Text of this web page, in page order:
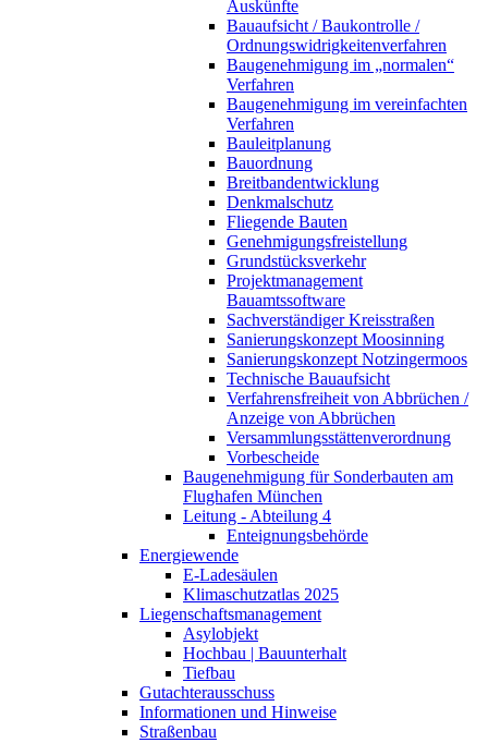
Auskünfte
Bauaufsicht / Baukontrolle /
Ordnungswidrigkeitenverfahren
Baugenehmigung im „normalen“
Verfahren
Baugenehmigung im vereinfachten
Verfahren
Bauleitplanung
Bauordnung
Breitbandentwicklung
Denkmalschutz
Fliegende Bauten
Genehmigungsfreistellung
Grundstücksverkehr
Projektmanagement
Bauamtssoftware
Sachverständiger Kreisstraßen
Sanierungskonzept Moosinning
Sanierungskonzept Notzingermoos
Technische Bauaufsicht
Verfahrensfreiheit von Abbrüchen /
Anzeige von Abbrüchen
Versammlungsstättenverordnung
Vorbescheide
Baugenehmigung für Sonderbauten am
Flughafen München
Leitung - Abteilung 4
Enteignungsbehörde
Energiewende
E-Ladesäulen
Klimaschutzatlas 2025
Liegenschaftsmanagement
Asylobjekt
Hochbau | Bauunterhalt
Tiefbau
Gutachterausschuss
Informationen und Hinweise
Straßenbau